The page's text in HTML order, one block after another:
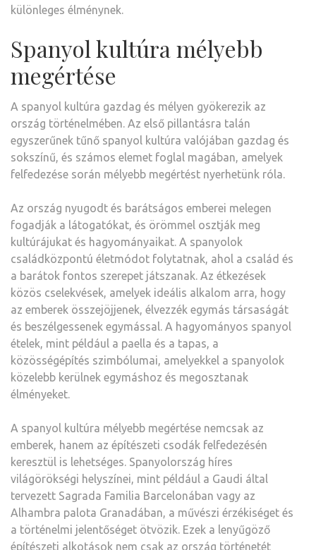
különleges élménynek.
Spanyol kultúra mélyebb
megértése
A spanyol kultúra gazdag és mélyen gyökerezik az
ország történelmében. Az első pillantásra talán
egyszerűnek tűnő spanyol kultúra valójában gazdag és
sokszínű, és számos elemet foglal magában, amelyek
felfedezése során mélyebb megértést nyerhetünk róla.
Az ország nyugodt és barátságos emberei melegen
fogadják a látogatókat, és örömmel osztják meg
kultúrájukat és hagyományaikat. A spanyolok
családközpontú életmódot folytatnak, ahol a család és
a barátok fontos szerepet játszanak. Az étkezések
közös cselekvések, amelyek ideális alkalom arra, hogy
az emberek összejöjjenek, élvezzék egymás társaságát
és beszélgessenek egymással. A hagyományos spanyol
ételek, mint például a paella és a tapas, a
közösségépítés szimbólumai, amelyekkel a spanyolok
közelebb kerülnek egymáshoz és megosztanak
élményeket.
A spanyol kultúra mélyebb megértése nemcsak az
emberek, hanem az építészeti csodák felfedezésén
keresztül is lehetséges. Spanyolország híres
világörökségi helyszínei, mint például a Gaudi által
tervezett Sagrada Familia Barcelonában vagy az
Alhambra palota Granadában, a művészi érzékiséget és
a történelmi jelentőséget ötvözik. Ezek a lenyűgöző
építészeti alkotások nem csak az ország történetét